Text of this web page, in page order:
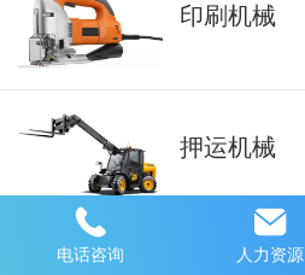
印刷机械
押运机械
电话咨询 人力资源